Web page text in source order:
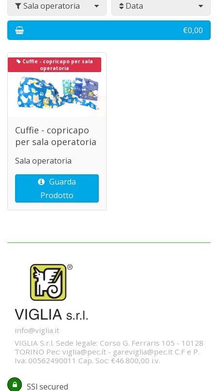
Sala operatoria Data
€0,00
Cuffie - copricapo per sala
operatoria
Cuffie - copricapo
per sala operatoria
Sala operatoria
Guarda
Prodotto
info@viglia.it
VIGLIA S.r.l. Sede legale: Corso G. Ferraris 105 - 10128
TORINO Pec: viglia@pec.it - gareviglia@pec.it C.F e P.
Iva: 00562490011 Cap. Soc: €46.800,00 i.v.
SSl secured